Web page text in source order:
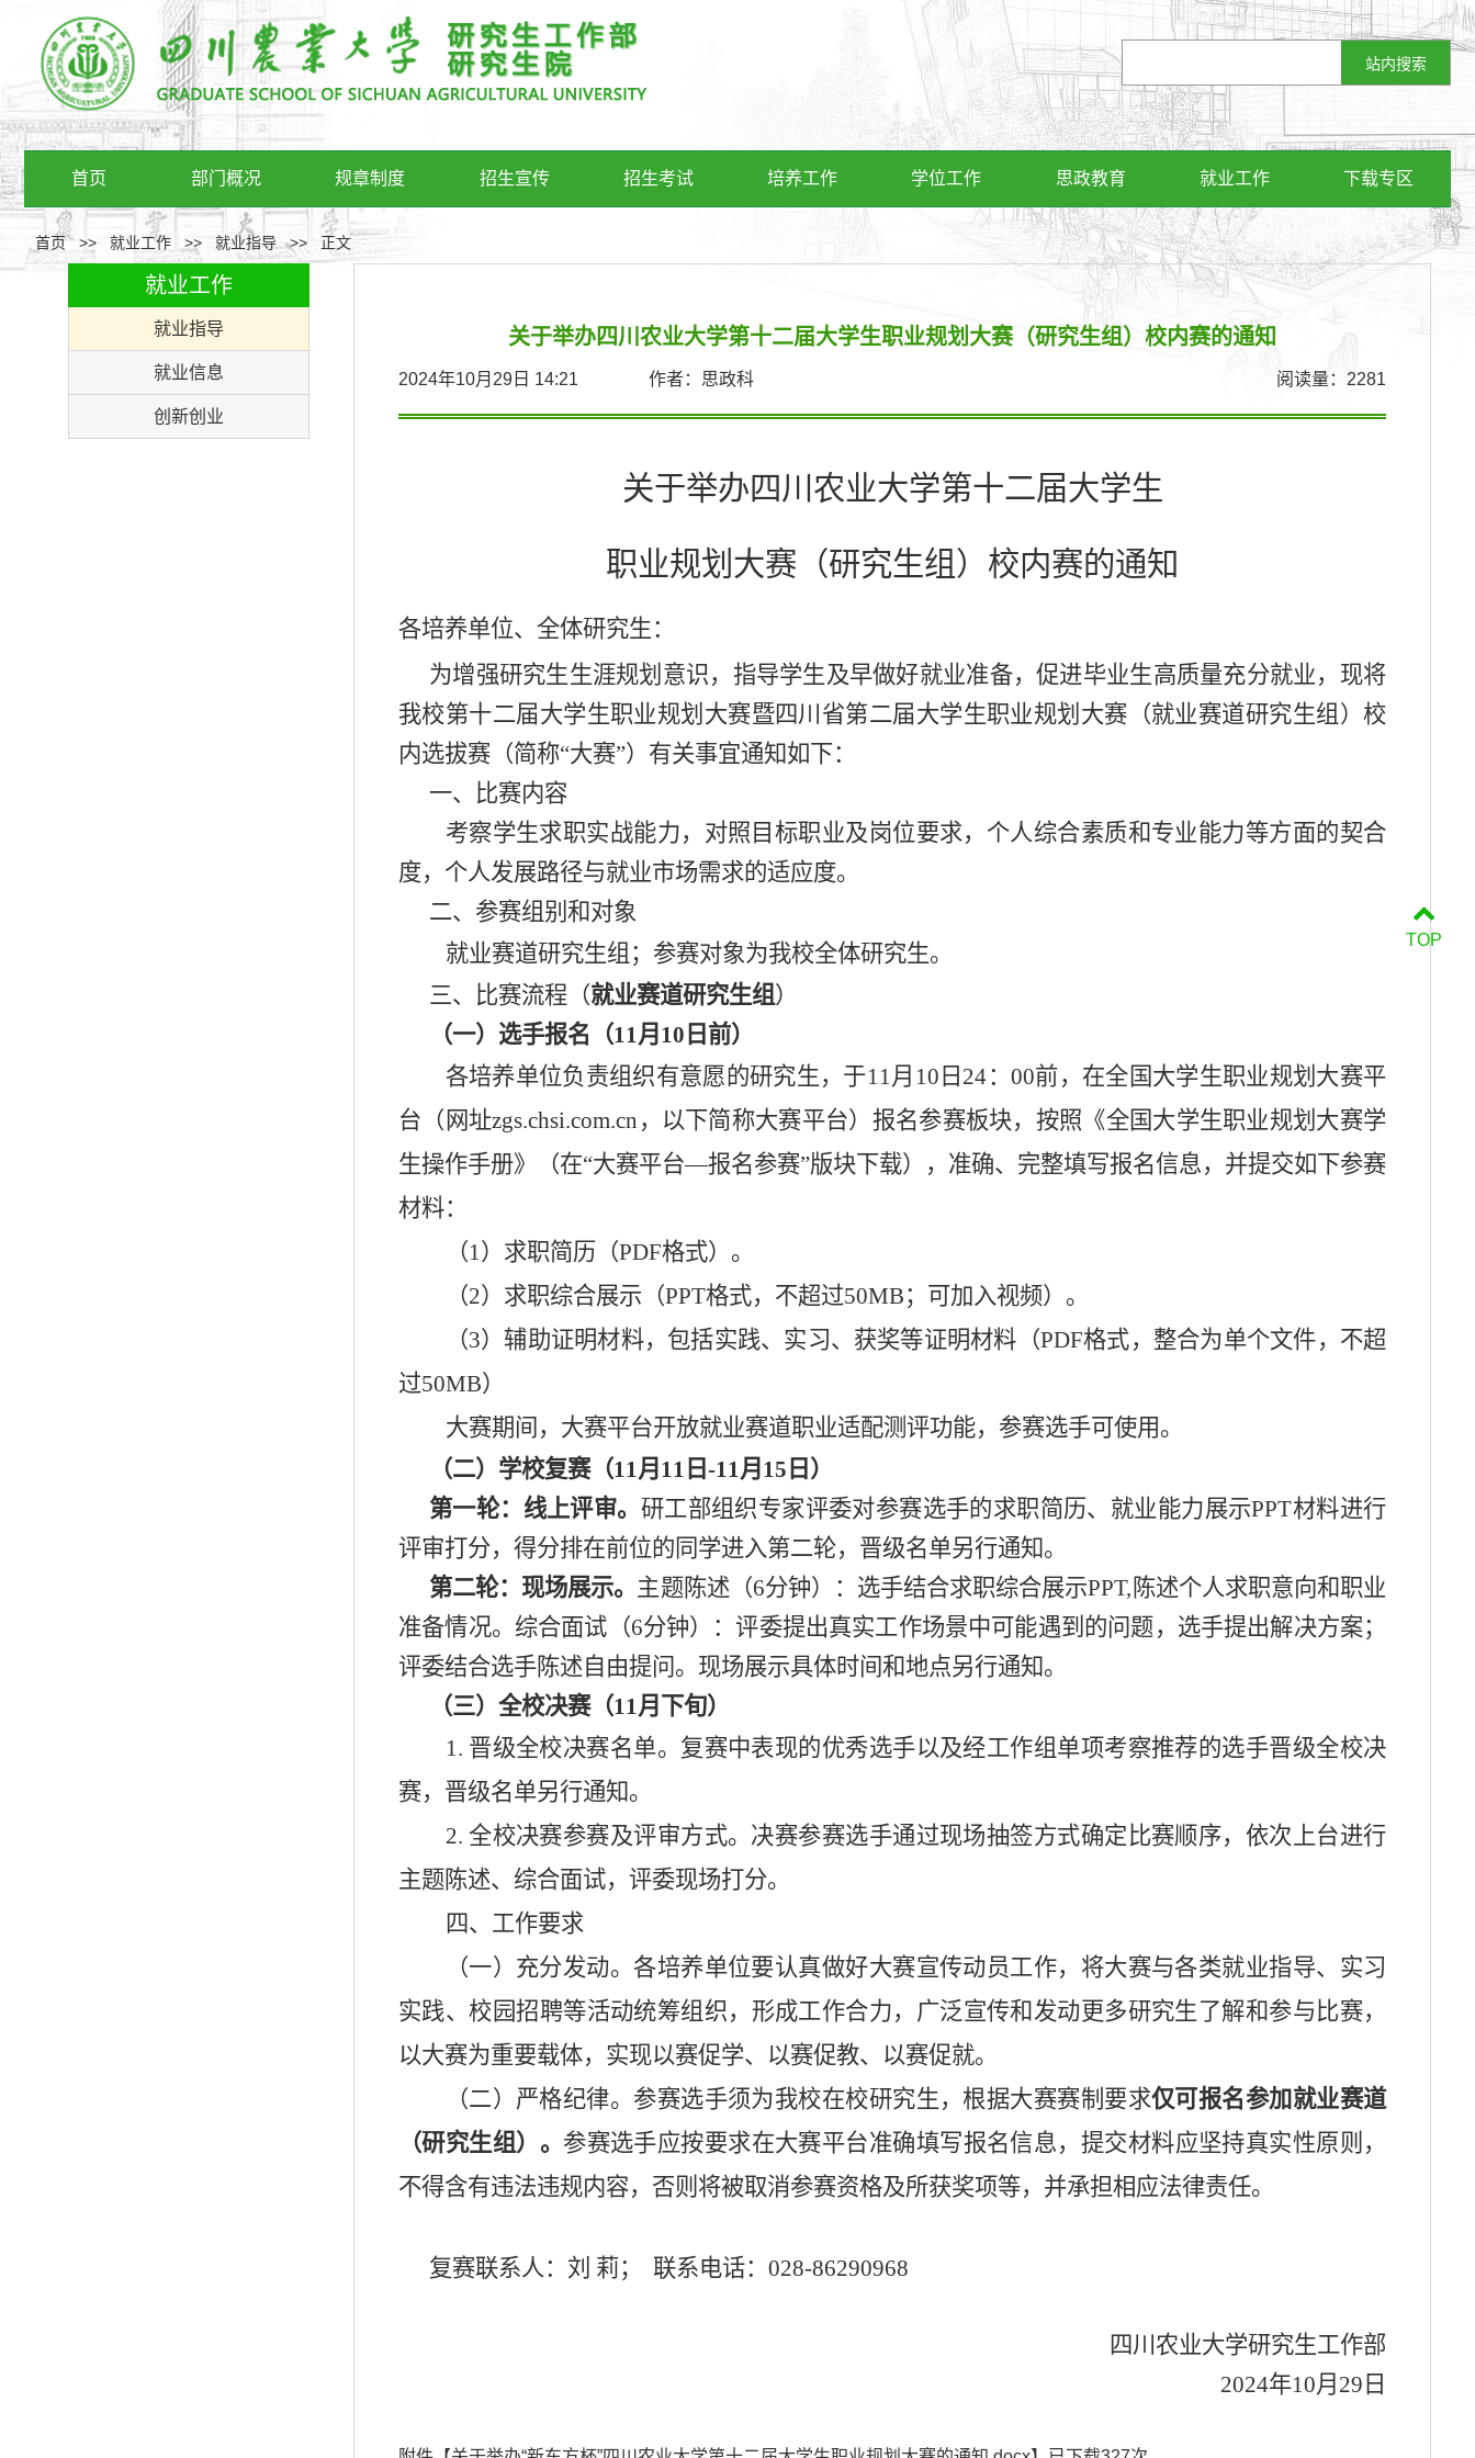
首页 部门概况 规章制度 招生宣传 招生考试 培养工作 学位工作 思政教育 就业工作 下载专区
首页>> 就业工作 >> 就业指导 >> 正文
就业工作
就业指导
就业信息
创新创业
关于举办四川农业大学第十二届大学生职业规划大赛（研究生组）校内赛的通知
2024年10月29日 14:21 作者：思政科 阅读量： 2281
关于举办四川农业大学第十二届大学生
职业规划大赛（研究生组）校内赛的通知
各培养单位、全体研究生：
为增强研究生生涯规划意识，指导学生及早做好就业准备，促进毕业生高质量充分就业，现将
我校第十二届大学生职业规划大赛暨四川省第二届大学生职业规划大赛（就业赛道研究生组）校
内选拔赛（简称“大赛”）有关事宜通知如下：
一、比赛内容
考察学生求职实战能力，对照目标职业及岗位要求，个人综合素质和专业能力等方面的契合
度，个人发展路径与就业市场需求的适应度。
二、 参赛组别和对象
就业赛道研究生组；参赛对象为我校全体研究生。
三、
比赛流程（就业赛道研究生组）
（一）选手报名（11月10日前）
各培养单位负责组织有意愿的研究生，于11月 10 日 24： 00前，在全国大学生职业规划大赛平
台（网址zgs.chsi.com.cn ，以下简称大赛平台）报名参赛板块，按照《全国大学生职业规划大赛学
生操作手册》（在“大赛平台—报名参赛”版块下载），准确、完整填写报名信息，并提交如下参赛
材料：
（1）求职简历（PDF格式）。
（2） 求职综合展示（PPT格式，不超过50MB；可加入视频）。
（3）辅助证明材料， 包括实践、实习、获奖等证明材料（PDF格式，整合为单个文件，不超
过50MB）
大赛期间，大赛平台开放就业赛道职业适配测评功能，参赛选手可使用。
（二）学校复赛（11月11 日 -11月 15 日）
第一轮：线上评审。 研工部组织专家评委对参赛选手的求职简历、就业能力展示PPT材料进行
评审打分，得分排在前位的同学进入第二轮，晋级名单另行通知。
第二轮：现场展示。 主题陈述（6分钟）：选手结合求职综合展示PPT,陈述个人求职意向和职业
准备情况。综合面试（6分钟）：评委提出真实工作场景中可能遇到的问题，选手提出解决方案；
评委结合选手陈述自由提问。现场展示具体时间和地点另行通知。
（三）全校决赛（11月下旬）
1. 晋级全校决赛名单。 复赛中表现的优秀选手以及经工作组单项考察推荐的选手晋级全校决
赛，晋级名单另行通知。
2.全校决赛参赛及评审方式。 决赛参赛选手通过现场抽签方式确定比赛顺序，依次上台进行
主题陈述、综合面试， 评委现场打分。
四、工作要求
（一）充分发动。各培养单位要认真做好大赛宣传动员工作， 将大赛与各类就业指导、实习
实践、校园招聘等活动统筹组织，形成工作合力，广泛宣传和发动更多研究生了解和参与比赛，
以大赛为重要载体，实现以赛促学、以赛促教、以赛促就。
（二）严格纪律。 参赛选手须为我校在校研究生，根据大赛赛制要求仅可报名参加就业赛道
（研究生组） 。 参赛选手应按要求在大赛平台准确填写报名信息，提交材料应坚持真实性原则 ，
不得含有违法违规内容，否则将被取消参赛资格及所获奖项等， 并承担相应法律责任。
复赛联系人：刘 莉； 联系电话： 028-86290968
四川农业大学研究生工作部
2024年10月 29 日
TOP